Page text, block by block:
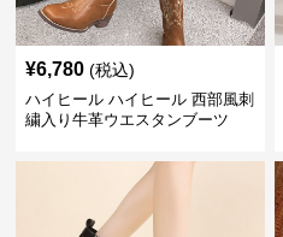
¥6,780 (税込)
ハイヒール ハイヒール 西部風刺
繍入り牛革ウエスタンブーツ